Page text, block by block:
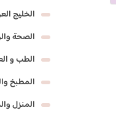
الخليج
الصحة
الطب و
المطبخ
المنزل